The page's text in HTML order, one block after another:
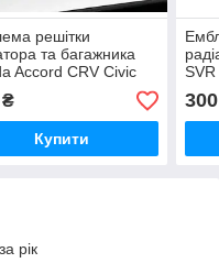
решітки
та багажника
Accord CRV Civic
Купити
300
рік